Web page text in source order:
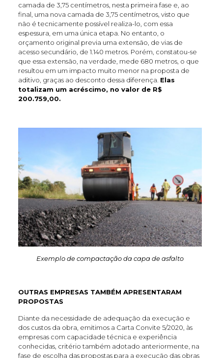
camada de 3,75 centímetros, nesta primeira fase e, ao
final, uma nova camada de 3,75 centímetros, visto que
não é tecnicamente possível realiza-lo, com essa
espessura, em uma única etapa. No entanto, o
orçamento original previa uma extensão, de vias de
acesso secundário, de 1.140 metros. Porém, constatou-se
que essa extensão, na verdade, mede 680 metros, o que
resultou em um impacto muito menor na proposta de
aditivo, graças ao desconto dessa diferença. Elas
totalizam um acréscimo, no valor de R$
200.759,00.
Exemplo de compactação da capa de asfalto
OUTRAS EMPRESAS TAMBÉM APRESENTARAM
PROPOSTAS
Diante da necessidade de adequação da execução e
dos custos da obra, emitimos a Carta Convite 5/2020, às
empresas com capacidade técnica e experiência
conhecidas, critério também adotado anteriormente, na
fase de escolha das propostas para a execução das obras